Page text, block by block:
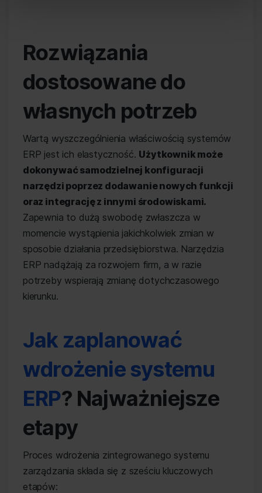
Rozwiązania
dostosowane do
własnych potrzeb
Wartą wyszczególnienia właściwością systemów
ERP jest ich elastyczność. Użytkownik może
dokonywać samodzielnej konfiguracji
narzędzi poprzez dodawanie nowych funkcji
oraz integrację z innymi środowiskami.
Zapewnia to dużą swobodę zwłaszcza w
momencie wystąpienia jakichkolwiek zmian w
sposobie działania przedsiębiorstwa. Narzędzia
ERP nadążają za rozwojem firm, a w razie
potrzeby wspierają zmianę dotychczasowego
kierunku.
Jak zaplanować
wdrożenie systemu
ERP? Najważniejsze
etapy
Proces wdrożenia zintegrowanego systemu
zarządzania składa się z sześciu kluczowych
etapów: